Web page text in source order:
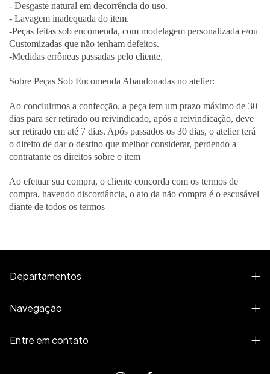
- Desgaste natural em decorrência do uso.
- Lavagem inadequada do item.
-Peças feitas sob encomenda, com modelagem personalizada e/ou
Customizadas que não tenham defeitos.
-Medidas errôneas passadas pelo cliente.
Sobre Peças Sob Encomenda Abandonadas no atelier:
Ao concluirmos a confecção, a peça tem um prazo máximo de 30
dias para ser retirado ou reivindicado, após a reivindicação, deve
ser retirado em até 7 dias. Após passados os 30 dias, o atelier terá
o direito de dar o destino que melhor considerar, perdendo a
contratante os direitos sobre o item
Ao efetuar sua compra, o cliente concorda com os termos de
compra, havendo discordância, o ato da não compra é o escusável
diante de todos os termos
Departamentos
Navegação
Entre em contato